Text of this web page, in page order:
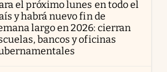
el próximo lunes en todo el
y habrá nuevo fin de
largo en 2026: cierran
bancos y oficinas